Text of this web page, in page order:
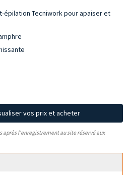
épilation Tecniwork pour apaiser et
vos prix et acheter
après l'enregistrement au site réservé aux